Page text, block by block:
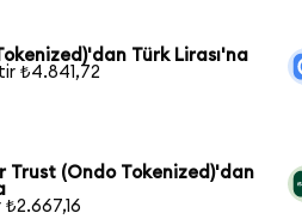
Türk Lirası'na
₺4.841,72
Trust (Ondo Tokenized)'dan
₺2.667,16